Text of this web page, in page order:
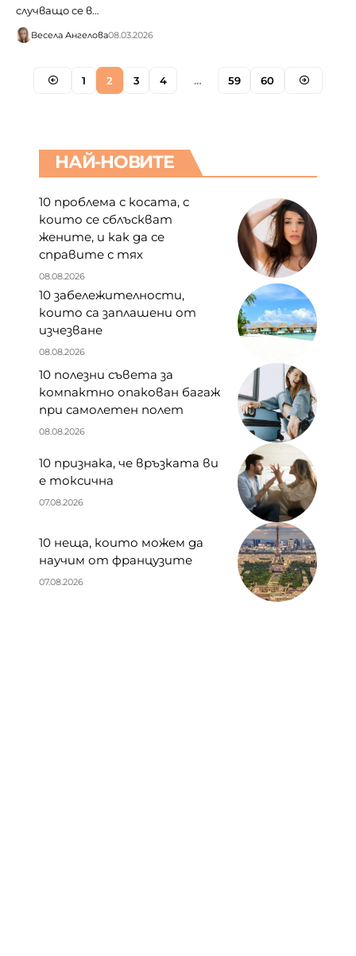
случващо се в…
Весела Ангелова08.03.2026
1 2 3 4 … 59 60
НАЙ-НОВИТЕ
10 проблема с косата, с
които се сблъскват
жените, и как да се
справите с тях
08.08.2026
10 забележителности,
които са заплашени от
изчезване
08.08.2026
10 полезни съвета за
компактно опакован багаж
при самолетен полет
08.08.2026
10 признака, че връзката ви
е токсична
07.08.2026
10 неща, които можем да
научим от французите
07.08.2026